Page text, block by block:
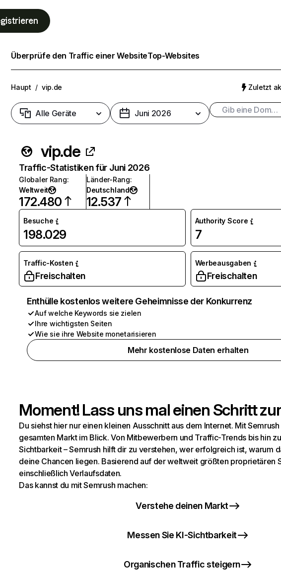
Überprüfe den Traffic einer WebsiteTop-Websites
Haupt / vip.de Zuletzt
Alle Geräte Juni 2026
vip.de
Traffic-Statistiken für Juni 2026
Globaler Rang:
Weltweit
172.480
Länder-Rang:
Deutschland
12.537
Besuche
198.029
Authority Score
7
Traffic-Kosten
Freischalten
Werbeausgaben
Freischalten
Enthülle kostenlos weitere Geheimnisse der Konkurrenz
Auf welche Keywords sie zielen
Ihre wichtigsten Seiten
Wie sie ihre Website monetarisieren
Mehr kostenlose Daten erhalten
Moment! Lass uns mal einen Schritt
Du siehst hier nur einen kleinen Ausschnitt aus dem Internet. Mit
gesamten Markt im Blick. Von Mitbewerbern und Traffic-Trends bis hin
Sichtbarkeit – Semrush hilft dir zu verstehen, wer erfolgreich ist, warum
deine Chancen liegen. Basierend auf der weltweit größten proprietären
einschließlich Verlaufsdaten.
Das kannst du mit Semrush machen:
Verstehe deinen Markt
Messen Sie KI-Sichtbarkeit
Organischen Traffic steigern